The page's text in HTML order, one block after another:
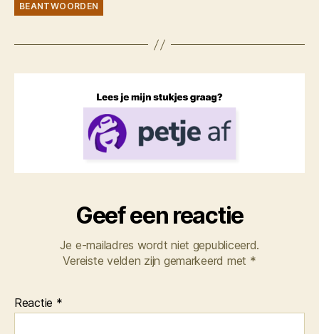
BEANTWOORDEN
Geef een reactie
Je e-mailadres wordt niet gepubliceerd.
Vereiste velden zijn gemarkeerd met *
Reactie *